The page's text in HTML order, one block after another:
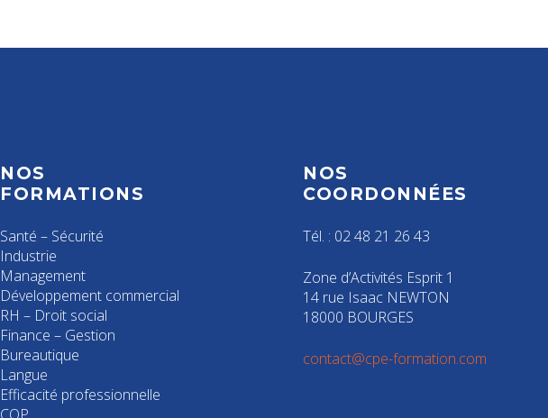
NOS
FORMATIONS
Santé – Sécurité
Industrie
Management
Développement commercial
RH – Droit social
Finance – Gestion
Bureautique
Langue
Efficacité professionnelle
NOS
COORDONNÉES
Tél. : 02 48 21 26 43
Zone d’Activités Esprit 1
14 rue Isaac NEWTON
18000 BOURGES
contact@cpe-formation.com